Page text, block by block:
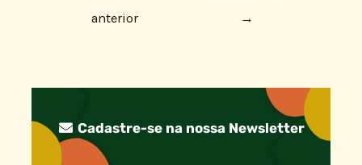
anterior
→
Cadastre-se na nossa Newsletter